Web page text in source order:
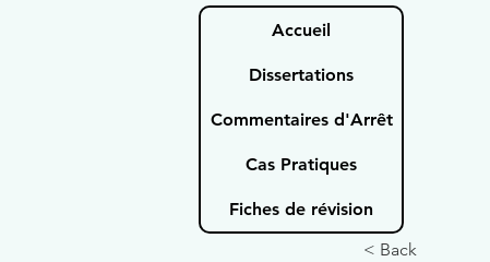
Accueil
Dissertations
Commentaires d'Arrêt
Cas Pratiques
Fiches de révision
< Back